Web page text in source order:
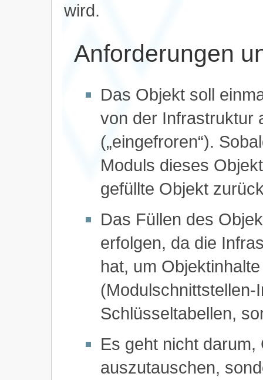
wird.
Anforderungen
Das Objekt soll
von der Infrastruktur
(„eingefroren“).
Moduls dieses
gefüllte Objekt
Das Füllen des
erfolgen, da die
hat, um
(Modulschnittstellen-
Schlüsseltabellen,
Es geht nicht
auszutauschen,